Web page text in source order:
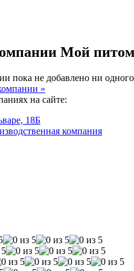
Мой
пока не добавлено ни
»
на сайте:
18Б
компания